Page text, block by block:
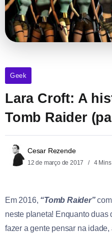
Geek
Lara Croft: A
Tomb Raider
Cesar Rezende
12 de março de 2017 4
Em 2016, “Tomb Raider”
neste planeta! Enquanto duas
fazer a gente pensar na